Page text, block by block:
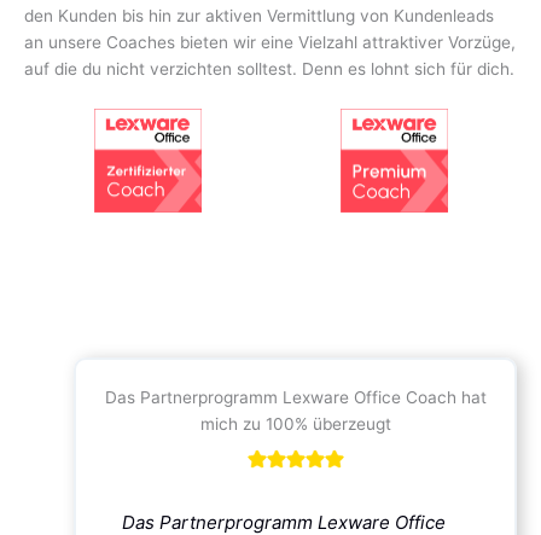
den Kunden bis hin zur aktiven Vermittlung von Kundenleads
an unsere Coaches bieten wir eine Vielzahl attraktiver Vorzüge,
auf die du nicht verzichten solltest. Denn es lohnt sich für dich.
Das Partnerprogramm Lexware Office Coach hat
mich zu 100% überzeugt
Das Partnerprogramm Lexware Office